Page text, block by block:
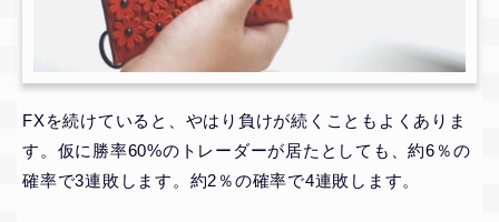
FXを続けていると、やはり負けが続くこともよくありま
す。仮に勝率60%のトレーダーが居たとしても、約6％の
確率で3連敗します。約2％の確率で4連敗します。